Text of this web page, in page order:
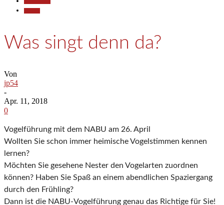
Was singt denn da?
Von
jp54
-
Apr. 11, 2018
0
Vogelführung mit dem NABU am 26. April
Wollten Sie schon immer heimische Vogelstimmen kennen
lernen?
Möchten Sie gesehene Nester den Vogelarten zuordnen
können? Haben Sie Spaß an einem abendlichen Spaziergang
durch den Frühling?
Dann ist die NABU-Vogelführung genau das Richtige für Sie!